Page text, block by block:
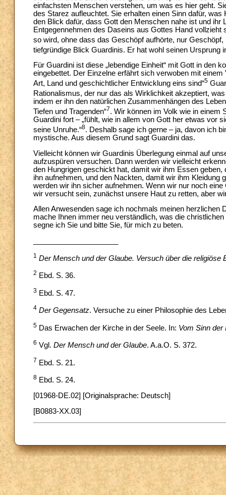
einfachsten Menschen verstehen, um was es hier geht.
des Starez aufleuchtet. Sie erhalten einen Sinn dafür,
den Blick dafür, dass Gott den Menschen nahe ist und ihr
Entgegennehmen des Daseins aus Gottes Hand
so wird, ohne dass das Geschöpf aufhörte, nur
tiefgründige Blick Guardinis. Er hat wohl seinen
Für Guardini ist diese „lebendige Einheit“ mit Gott in den
eingebettet. Der Einzelne erfährt sich verwoben mit
Art, Land und geschichtlicher Entwicklung eins sind“5
Rationalismus, der nur das als Wirklichkeit akzeptiert,
indem er ihn den natürlichen Zusammenhängen des
Tiefen und Tragenden“7. Wir können im Volk wie in einem
Guardini fort – „fühlt, wie in allem von Gott her etwas vor
seine Unruhe.“8. Deshalb sage ich gerne – ja, davon ich
mystische. Aus diesem Grund sagt Guardini das.
Vielleicht können wir Guardinis Überlegung einmal auf
aufzuspüren ver­suchen. Dann werden wir vielleicht
den Hungrigen geschickt hat, damit wir ihm Essen
ihn aufnehmen, und den Nackten, damit wir ihm
werden wir ihn sicher aufnehmen. Wenn wir nur noch
wir versucht sein, zunächst unsere Haut zu retten, aber
Allen Anwesenden sage ich nochmals meinen
mache Ihnen immer neu verständlich, was die
segne ich Sie und bitte Sie, für mich zu beten.
1 Der Mensch und der Glaube. Versuch über die
2 Ebd. S. 36.
3 Ebd. S. 47.
4 Der Gegensatz. Versuche zu einer Philosophie des
5 Das Erwachen der Kirche in der Seele. In: Vom Sinn der
6 Vgl. Der Mensch und der Glaube. A.a.O. S. 372.
7 Ebd. S. 21.
8 Ebd. S. 24.
[01968-DE.02] [Originalsprache: Deutsch]
[B0883-XX.03]